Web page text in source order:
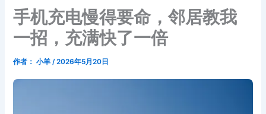
手机充电慢得要命，邻居教我
一招，充满快了一倍
作者： 小羊/2026年5月20日